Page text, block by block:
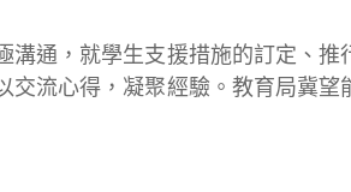
通，就學生支援措施的訂定、推
流心得，凝聚經驗。教育局冀望